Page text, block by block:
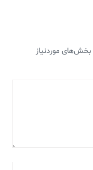
بخش‌های موردنیاز